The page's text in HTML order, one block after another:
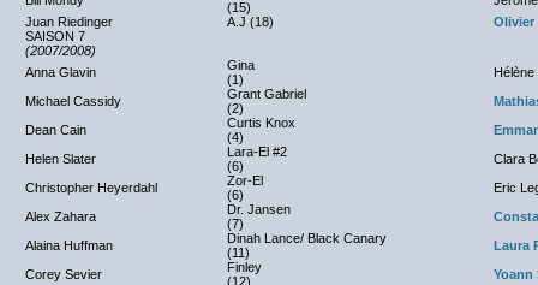
(15)
Juan Riedinger
A.J (18)
Olivier
SAISON 7
(2007/2008)
Anna Glavin
Gina
(1)
Hélène
Michael Cassidy
Grant Gabriel
(2)
Dean Cain
Curtis Knox
(4)
Helen Slater
Lara-El #2
(6)
Clara
Christopher Heyerdahl
Zor-El
(6)
Eric
Alex Zahara
Dr. Jansen
(7)
Alaina Huffman
Dinah Lance/ Black Canary
(11)
Laura
Corey Sevier
Finley
(12)
Yoann